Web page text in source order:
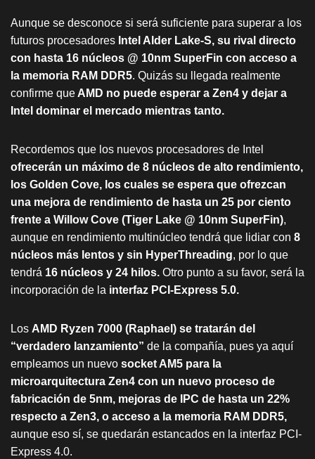
Aunque se desconoce si será suficiente para superar a los
futuros procesadores Intel Alder Lake-S, su rival directo
con hasta 16 núcleos @ 10nm SuperFin con acceso a
la memoria RAM DDR5. Quizás su llegada realmente
confirme que AMD no puede esperar a Zen4 y dejar a
Intel dominar el mercado mientras tanto.
Recordemos que los nuevos procesadores de Intel
ofrecerán un máximo de 8 núcleos de alto rendimiento,
los Golden Cove, los cuales se espera que ofrezcan
una mejora de rendimiento de hasta un 25 por ciento
frente a Willow Cove (Tiger Lake @ 10nm SuperFin),
aunque en rendimiento multinúcleo tendrá que lidiar con 8
núcleos más lentos y sin HyperThreading, por lo que
tendrá 16 núcleos y 24 hilos. Otro punto a su favor, será la
incorporación de la interfaz PCI-Express 5.0.
Los AMD Ryzen 7000 (Raphael) se tratarán del
“verdadero lanzamiento” de la compañía, pues ya aquí
empleamos un nuevo socket AM5 para la
microarquitectura Zen4 con un nuevo proceso de
fabricación de 5nm, mejoras de IPC de hasta un 22%
respecto a Zen3, o acceso a la memoria RAM DDR5,
aunque eso sí, se quedarán estancados en la interfaz PCI-
Express 4.0.